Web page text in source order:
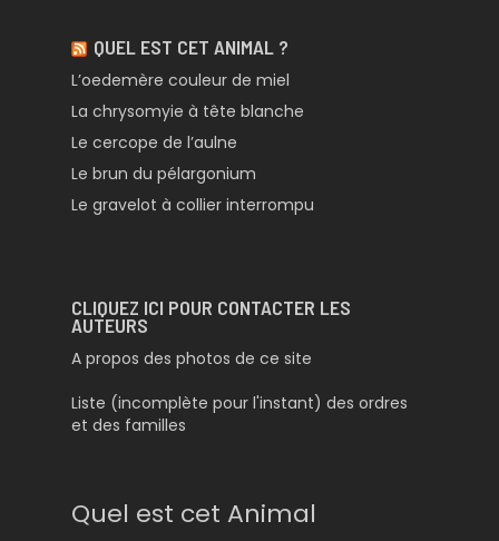
QUEL EST CET ANIMAL ?
L’oedemère couleur de miel
La chrysomyie à tête blanche
Le cercope de l’aulne
Le brun du pélargonium
Le gravelot à collier interrompu
CLIQUEZ ICI POUR CONTACTER LES
AUTEURS
A propos des photos de ce site
Liste (incomplète pour l'instant) des ordres
et des familles
Quel est cet Animal